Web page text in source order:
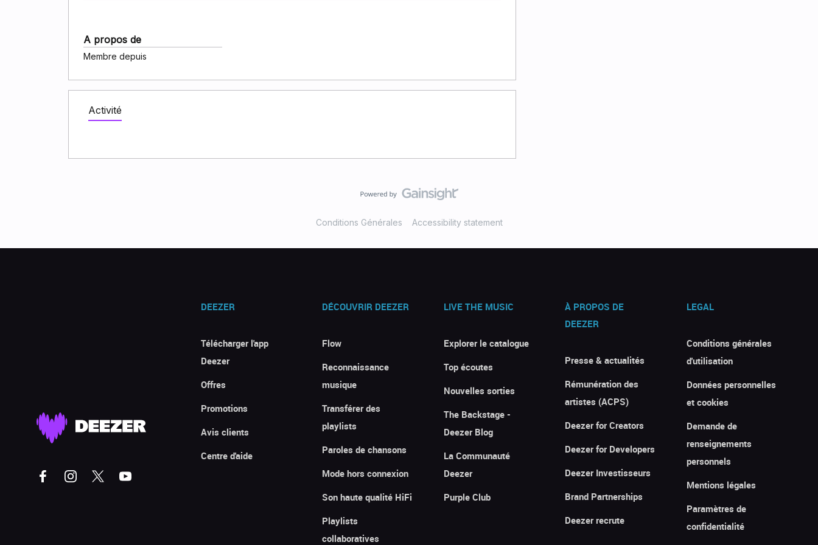
A propos de
Membre depuis
Activité
Conditions Générales Accessibility statement
DEEZER
Télécharger l'app
Deezer
Offres
Promotions
Avis clients
Centre d'aide
DÉCOUVRIR DEEZER
Flow
Reconnaissance
musique
Transférer des
playlists
Paroles de chansons
Mode hors connexion
Son haute qualité HiFi
Playlists
collaboratives
LIVE THE MUSIC
Explorer le catalogue
Top écoutes
Nouvelles sorties
The Backstage -
Deezer Blog
La Communauté
Deezer
Purple Club
À PROPOS DE
DEEZER
Presse & actualités
Rémunération des
artistes (ACPS)
Deezer for Creators
Deezer for Developers
Deezer Investisseurs
Brand Partnerships
Deezer recrute
LEGAL
Conditions générales
d'utilisation
Données personnelles
et cookies
Demande de
renseignements
personnels
Mentions légales
Paramètres de
confidentialité